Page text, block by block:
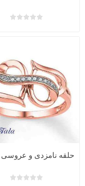
حلقه نامزدی و عروسی 21050